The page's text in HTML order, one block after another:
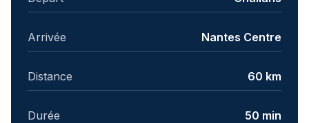
Arrivée Nantes Centre
Distance 60 km
Durée 50 min